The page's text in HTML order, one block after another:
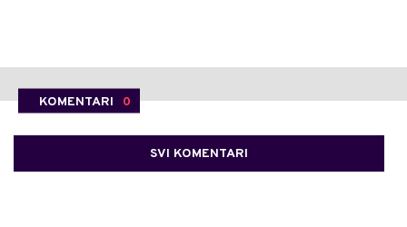
KOMENTARI 0
SVI KOMENTARI